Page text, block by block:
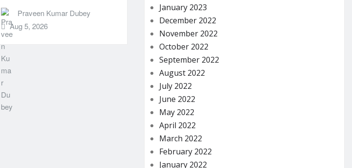
Praveen Kumar Dubey
Aug 5, 2026
January 2023
December 2022
November 2022
October 2022
September 2022
August 2022
July 2022
June 2022
May 2022
April 2022
March 2022
February 2022
January 2022